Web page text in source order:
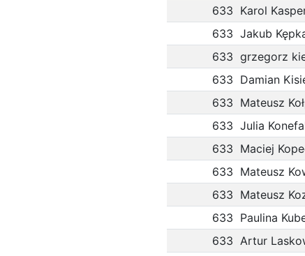
633 Karol
633 Jakub
633 grzegorz
633 Damian
633 Mateusz
633 Julia
633 Maciej
633 Mateusz
633 Mateusz
633 Paulina
633 Artur